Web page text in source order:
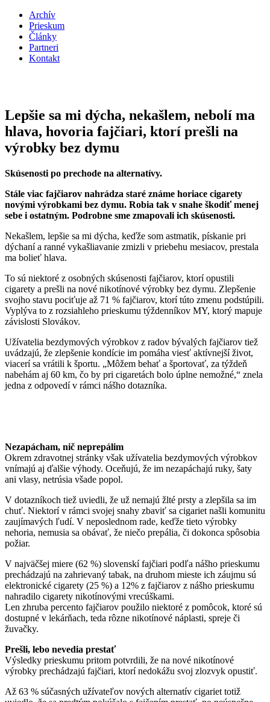
Archív
Prieskum
Články
Partneri
Kontakt
Lepšie sa mi dýcha, nekašlem, nebolí ma
hlava, hovoria fajčiari, ktorí prešli na
výrobky bez dymu
Skúsenosti po prechode na alternatívy.
Stále viac fajčiarov nahrádza staré známe horiace cigarety
novými výrobkami bez dymu. Robia tak v snahe škodiť menej
sebe i ostatným. Podrobne sme zmapovali ich skúsenosti.
Nekašlem, lepšie sa mi dýcha, keďže som astmatik, pískanie pri
dýchaní a ranné vykašliavanie zmizli v priebehu mesiacov, prestala
ma bolieť hlava.
To sú niektoré z osobných skúsenosti fajčiarov, ktorí opustili
cigarety a prešli na nové nikotínové výrobky bez dymu. Zlepšenie
svojho stavu pociťuje až 71 % fajčiarov, ktorí túto zmenu podstúpili.
Vyplýva to z rozsiahleho prieskumu týždenníkov MY, ktorý mapuje
závislosti Slovákov.
Užívatelia bezdymových výrobkov z radov bývalých fajčiarov tiež
uvádzajú, že zlepšenie kondície im pomáha viesť aktívnejší život,
viacerí sa vrátili k športu. „Môžem behať a športovať, za týždeň
nabehám aj 60 km, čo by pri cigaretách bolo úplne nemožné,“ znela
jedna z odpovedí v rámci nášho dotazníka.
Nezapácham, nič neprepálim
Okrem zdravotnej stránky však užívatelia bezdymových výrobkov
vnímajú aj ďalšie výhody. Oceňujú, že im nezapáchajú ruky, šaty
ani vlasy, netrúsia všade popol.
V dotazníkoch tiež uviedli, že už nemajú žlté prsty a zlepšila sa im
chuť. Niektorí v rámci svojej snahy zbaviť sa cigariet našli komunitu
zaujímavých ľudí. V neposlednom rade, keďže tieto výrobky
nehoria, nemusia sa obávať, že niečo prepália, či dokonca spôsobia
požiar.
V najväčšej miere (62 %) slovenskí fajčiari podľa nášho prieskumu
prechádzajú na zahrievaný tabak, na druhom mieste ich záujmu sú
elektronické cigarety (25 %) a 12% z fajčiarov z nášho prieskumu
nahradilo cigarety nikotínovými vrecúškami.
Len zhruba percento fajčiarov použilo niektoré z pomôcok, ktoré sú
dostupné v lekárňach, teda rôzne nikotínové náplasti, spreje či
žuvačky.
Prešli, lebo nevedia prestať
Výsledky prieskumu pritom potvrdili, že na nové nikotínové
výrobky prechádzajú fajčiari, ktorí nedokážu svoj zlozvyk opustiť.
Až 63 % súčasných užívateľov nových alternatív cigariet totiž